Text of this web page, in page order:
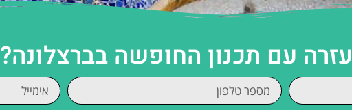
עזרה עם תכנון החופשה בברצלונה?